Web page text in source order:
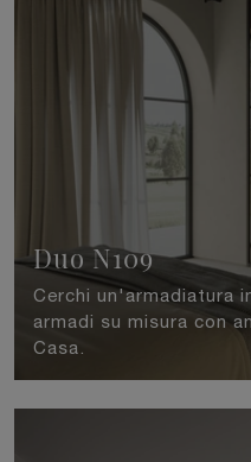
Duo N109
Cerchi un'armadiatura
armadi su misura con
Casa.